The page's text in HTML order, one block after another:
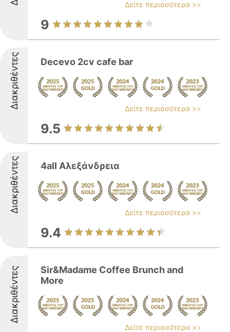
Δείτε περισσότερα >>
9
Διακριθέντες Decevo 2cv cafe bar
Δείτε περισσότερα >>
9.5
Διακριθέντες 4all Αλεξάνδρεια
Δείτε περισσότερα >>
9.4
Διακριθέντες
Sir&Madame Coffee Brunch and
More
Δείτε περισσότερα >>